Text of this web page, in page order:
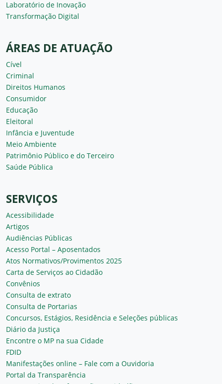
Laboratório de Inovação
Transformação Digital
ÁREAS DE ATUAÇÃO
Cível
Criminal
Direitos Humanos
Consumidor
Educação
Eleitoral
Infância e Juventude
Meio Ambiente
Patrimônio Público e do Terceiro
Saúde Pública
SERVIÇOS
Acessibilidade
Artigos
Audiências Públicas
Acesso Portal – Aposentados
Atos Normativos/Provimentos 2025
Carta de Serviços ao Cidadão
Convênios
Consulta de extrato
Consulta de Portarias
Concursos, Estágios, Residência e Seleções públicas
Diário da Justiça
Encontre o MP na sua Cidade
FDID
Manifestações online – Fale com a Ouvidoria
Portal da Transparência